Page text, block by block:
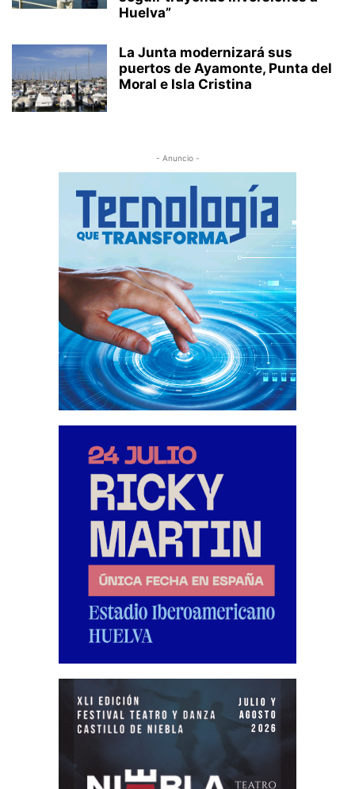
Huelva”
La Junta modernizará sus
puertos de Ayamonte, Punta del
Moral e Isla Cristina
- Anuncio -